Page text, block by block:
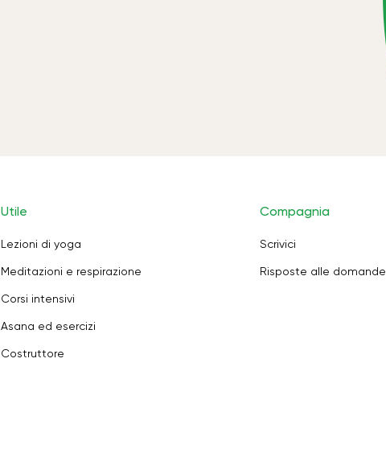
Utile
Lezioni di yoga
Meditazioni e respirazione
Corsi intensivi
Asana ed esercizi
Costruttore
Compagnia
Scrivici
Risposte alle domande